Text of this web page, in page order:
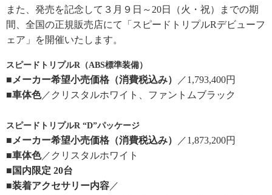
また、発売を記念して３月９日～20日（火・祝）までの期
間、全国の正規販売店にて「スピードトリプルRデビューフ
ェア」を開催いたします。
スピードトリプルR（ABS標準装備）
■メーカー希望小売価格（消費税込み）
／1,793,400円
■車体色／クリスタルホワイト、ファントムブラック
スピードトリプルR “D”パッケージ
■メーカー希望小売価格（消費税込み）
／1,873,200円
■車体色／クリスタルホワイト
■国内限定 20台
■装着アクセサリー内容／